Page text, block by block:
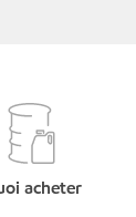
acheter